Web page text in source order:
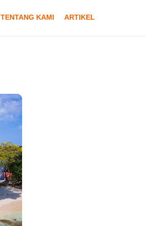
TENTANG KAMI ARTIKEL